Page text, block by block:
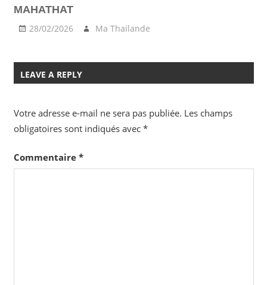
MAHATHAT
28/02/2026 Ma Thailande
LEAVE A REPLY
Votre adresse e-mail ne sera pas publiée. Les champs
obligatoires sont indiqués avec *
Commentaire *